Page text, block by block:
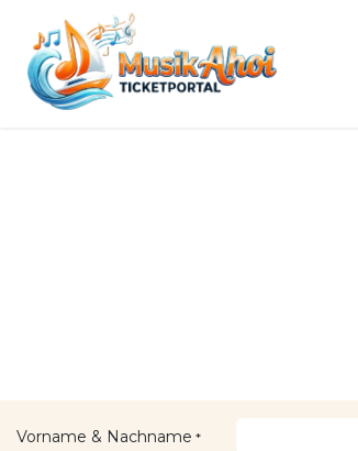
Zum Inhalt springen
Vorname & Nachname *